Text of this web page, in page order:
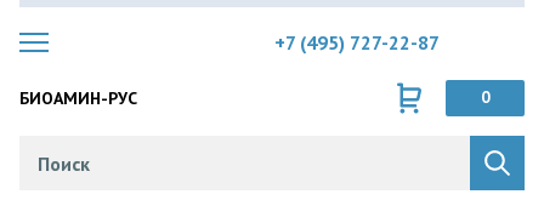
+7 (495) 727-22-87
БИОАМИН-РУС 0